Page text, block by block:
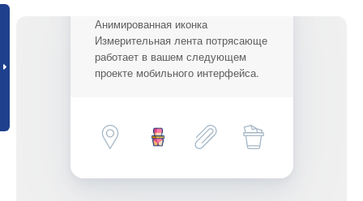
Анимированная иконка
Измерительная лента потрясающе
работает в вашем следующем
проекте мобильного интерфейса.